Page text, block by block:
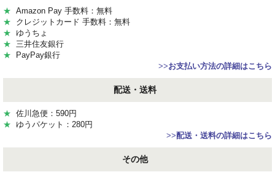
★ Amazon Pay 手数料：無料
★ クレジットカード 手数料：無料
★ ゆうちょ
★ 三井住友銀行
★ PayPay銀行
>>お支払い方法の詳細はこちら
配送・送料
★ 佐川急便：590円
★ ゆうパケット：280円
>>配送・送料の詳細はこちら
その他